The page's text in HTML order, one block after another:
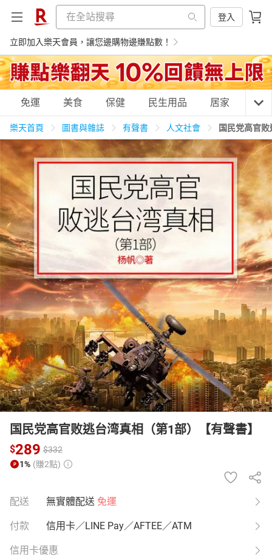
登入
立即加入樂天會員，讓您邊購物邊賺點數！
購物網分類
天天免運 美食蛋糕 養生保健 民生用品
居家生活 3C家電 運動休閒 親子玩具
女裝 化妝保養 情趣用品
日本購物 電子/紙本書
HOT
免運 美食 保健 民生用品 居家 3C
樂天首頁 圖書與雜誌 有聲書 人文社會 国民党高官
国民党高官败逃台湾真相（第1部）【有聲書】
$289 $332
1% (賺2點)
配送 無實體配送 免運
付款 信用卡／LINE Pay／AFTEE／ATM
信用卡優惠